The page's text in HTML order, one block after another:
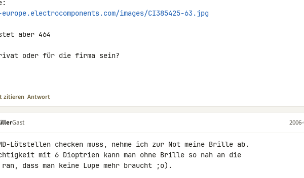
images/CI385425-63.jpg
aber 464
oder für die firma sein?
zitieren Antwort
Gast
Lötstellen checken muss, nehme ich zur Not meine Brille ab.
mit 6 Dioptrien kann man ohne Brille so nah an die
dass man keine Lupe mehr braucht ;o).